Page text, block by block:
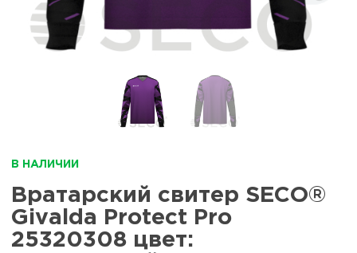
В НАЛИЧИИ
Вратарский свитер SECO®
Givalda Protect Pro
25320308 цвет: